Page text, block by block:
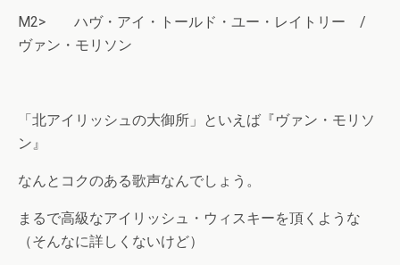
M2> ハヴ・アイ・トールド・ユー・レイトリー /
ヴァン・モリソン
「北アイリッシュの大御所」といえば『ヴァン・モリソ
ン』
なんとコクのある歌声なんでしょう。
まるで高級なアイリッシュ・ウィスキーを頂くような
（そんなに詳しくないけど）